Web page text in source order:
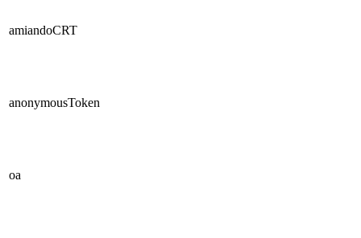
amiandoCRT
anonymousToken
oa